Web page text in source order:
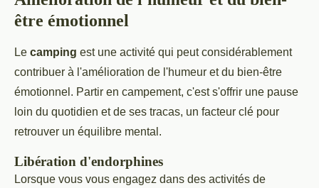
être émotionnel
Le camping est une activité qui peut considérablement
contribuer à l'amélioration de l'humeur et du bien-être
émotionnel. Partir en campement, c'est s'offrir une pause
loin du quotidien et de ses tracas, un facteur clé pour
retrouver un équilibre mental.
Libération d'endorphines
Lorsque vous vous engagez dans des activités de